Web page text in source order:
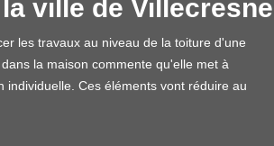
ville de
les travaux au niveau de la toiture d'une
la maison commente qu'elle met à
Ces éléments vont réduire au